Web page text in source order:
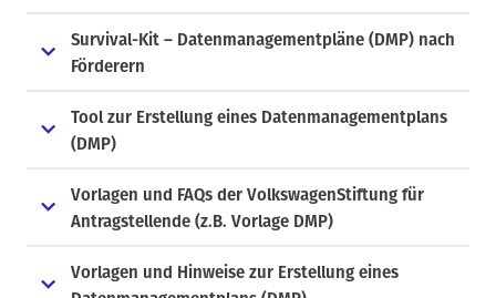
Survival-Kit – Datenmanagementpläne (DMP) nach
Förderern
Tool zur Erstellung eines Datenmanagementplans
(DMP)
Vorlagen und FAQs der VolkswagenStiftung für
Antragstellende (z.B. Vorlage DMP)
Vorlagen und Hinweise zur Erstellung eines